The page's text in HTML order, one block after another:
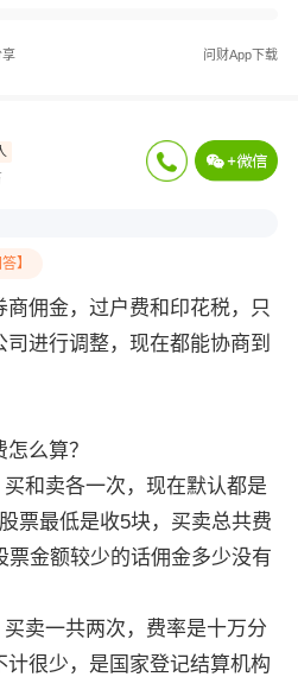
享 问财App下载
】
佣金，过户费和印花税，只
进行调整，现在都能协商到
么算？
和卖各一次，现在默认都是
票最低是收5块，买卖总共费
票金额较少的话佣金多少没有
卖一共两次，费率是十万分
很少，是国家登记结算机构